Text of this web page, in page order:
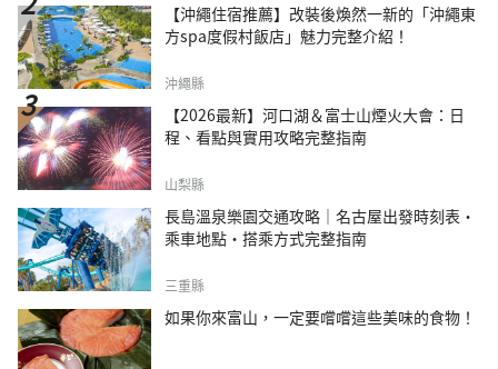
【沖繩住宿推薦】改裝後煥然一新的「沖繩東
方spa度假村飯店」魅力完整介紹！
沖繩縣
【2026最新】河口湖＆富士山煙火大會：日
程、看點與實用攻略完整指南
山梨縣
長島溫泉樂園交通攻略｜名古屋出發時刻表・
乘車地點・搭乘方式完整指南
三重縣
如果你來富山，一定要嚐嚐這些美味的食物！